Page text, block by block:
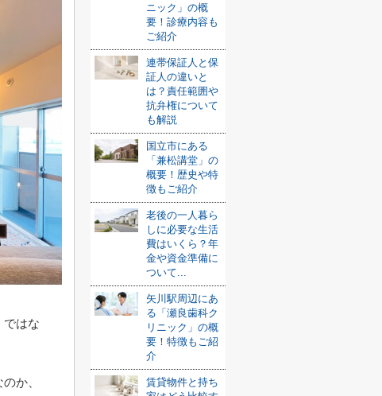
ではな
か、
ニック」の概
要！診療内容も
ご紹介
連帯保証人と保
証人の違いと
は？責任範囲や
抗弁権について
も解説
国立市にある
「兼松講堂」の
概要！歴史や特
徴もご紹介
老後の一人暮ら
しに必要な生活
費はいくら？年
金や資金準備に
ついて...
矢川駅周辺にあ
る「瀬良歯科ク
リニック」の概
要！特徴もご紹
介
賃貸物件と持ち